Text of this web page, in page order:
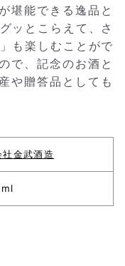
堪能できる逸品と
ッとこらえて、さ
も楽しむことがで
で、記念のお酒と
や贈答品としても
社金武酒造